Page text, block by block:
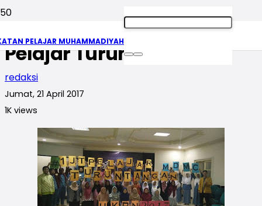
PELAJAR MUHAMMADIYAH
IPM Gerakkan 1 Juta
Pelajar Turun Tangan
redaksi
Jumat, 21 April 2017
1K views